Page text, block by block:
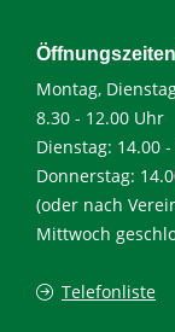
Montag,
8.30 - 12.00 Uhr
Dienstag: 14.00
Donnerstag:
(oder nach
Mittwoch
Telefonliste